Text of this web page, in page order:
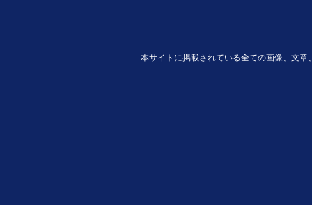
本サイトに掲載されている全ての画像、文